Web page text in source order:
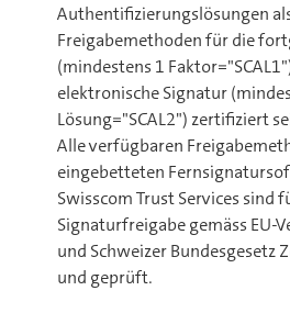
Authentifizierungslösungen
Freigabemethoden für die
(mindestens 1
elektronische Signatur
Lösung="SCAL2") zertifiziert
Alle verfügbaren
eingebetteten
Swisscom Trust Services sind
Signaturfreigabe gemäss EU-
und Schweizer Bundesgesetz
und geprüft.